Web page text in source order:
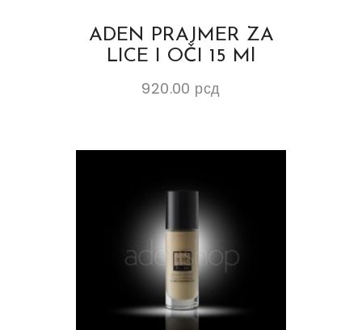
ADEN PRAJMER ZA
LICE I OČI 15 Ml
920.00 рсд